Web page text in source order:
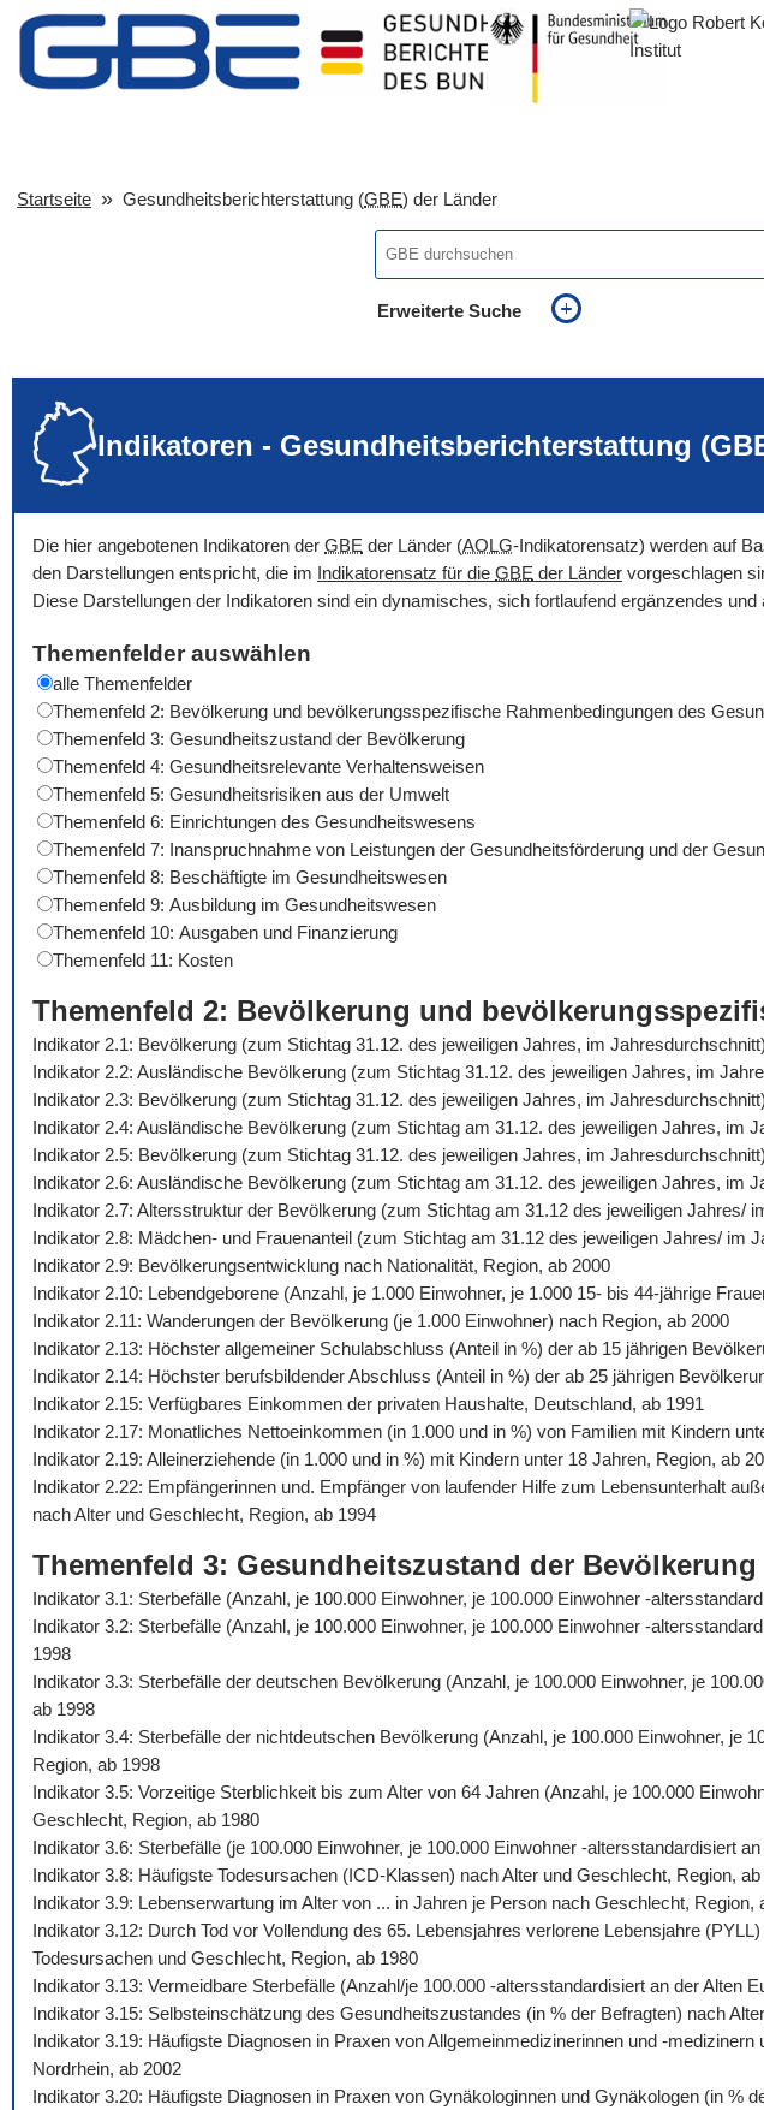
Startseite Gesundheitsberichterstattung (GBE) der Länder
Erweiterte Suche
Indikatoren - Gesundheitsberichterstattung
Die hier angebotenen Indikatoren der GBE der Länder (AOLG-Indikatorensatz) werden auf
den Darstellungen entspricht, die im Indikatorensatz für die GBE der Länder vorgeschlagen
Diese Darstellungen der Indikatoren sind ein dynamisches, sich fortlaufend ergänzendes
Themenfelder auswählen
alle Themenfelder
Themenfeld 2: Bevölkerung und bevölkerungsspezifische Rahmenbedingungen des
Themenfeld 3: Gesundheitszustand der Bevölkerung
Themenfeld 4: Gesundheitsrelevante Verhaltensweisen
Themenfeld 5: Gesundheitsrisiken aus der Umwelt
Themenfeld 6: Einrichtungen des Gesundheitswesens
Themenfeld 7: Inanspruchnahme von Leistungen der Gesundheitsförderung und der
Themenfeld 8: Beschäftigte im Gesundheitswesen
Themenfeld 9: Ausbildung im Gesundheitswesen
Themenfeld 10: Ausgaben und Finanzierung
Themenfeld 11: Kosten
Themenfeld 2: Bevölkerung und
Indikator 2.1: Bevölkerung (zum Stichtag 31.12. des jeweiligen Jahres, im
Indikator 2.2: Ausländische Bevölkerung (zum Stichtag 31.12. des jeweiligen Jahres, im
Indikator 2.3: Bevölkerung (zum Stichtag 31.12. des jeweiligen Jahres, im
Indikator 2.4: Ausländische Bevölkerung (zum Stichtag am 31.12. des jeweiligen Jahres, im
Indikator 2.5: Bevölkerung (zum Stichtag 31.12. des jeweiligen Jahres, im
Indikator 2.6: Ausländische Bevölkerung (zum Stichtag am 31.12. des jeweiligen Jahres, im
Indikator 2.7: Altersstruktur der Bevölkerung (zum Stichtag am 31.12 des jeweiligen Jahres/
Indikator 2.8: Mädchen- und Frauenanteil (zum Stichtag am 31.12 des jeweiligen Jahres/ im
Indikator 2.9: Bevölkerungsentwicklung nach Nationalität, Region, ab 2000
Indikator 2.10: Lebendgeborene (Anzahl, je 1.000 Einwohner, je 1.000 15- bis 44-jährige
Indikator 2.11: Wanderungen der Bevölkerung (je 1.000 Einwohner) nach Region, ab 2000
Indikator 2.13: Höchster allgemeiner Schulabschluss (Anteil in %) der ab 15 jährigen
Indikator 2.14: Höchster berufsbildender Abschluss (Anteil in %) der ab 25 jährigen
Indikator 2.15: Verfügbares Einkommen der privaten Haushalte, Deutschland, ab 1991
Indikator 2.17: Monatliches Nettoeinkommen (in 1.000 und in %) von Familien mit Kindern
Indikator 2.19: Alleinerziehende (in 1.000 und in %) mit Kindern unter 18 Jahren, Region, ab
Indikator 2.22: Empfängerinnen und. Empfänger von laufender Hilfe zum Lebensunterhalt
nach Alter und Geschlecht, Region, ab 1994
Themenfeld 3: Gesundheitszustand der Bevölkerung
Indikator 3.1: Sterbefälle (Anzahl, je 100.000 Einwohner, je 100.000 Einwohner -
Indikator 3.2: Sterbefälle (Anzahl, je 100.000 Einwohner, je 100.000 Einwohner -
1998
Indikator 3.3: Sterbefälle der deutschen Bevölkerung (Anzahl, je 100.000 Einwohner, je
ab 1998
Indikator 3.4: Sterbefälle der nichtdeutschen Bevölkerung (Anzahl, je 100.000 Einwohner,
Region, ab 1998
Indikator 3.5: Vorzeitige Sterblichkeit bis zum Alter von 64 Jahren (Anzahl, je 100.000
Geschlecht, Region, ab 1980
Indikator 3.6: Sterbefälle (je 100.000 Einwohner, je 100.000 Einwohner -altersstandardisiert
Indikator 3.8: Häufigste Todesursachen (ICD-Klassen) nach Alter und Geschlecht, Region, ab
Indikator 3.9: Lebenserwartung im Alter von ... in Jahren je Person nach Geschlecht, Region,
Indikator 3.12: Durch Tod vor Vollendung des 65. Lebensjahres verlorene Lebensjahre
Todesursachen und Geschlecht, Region, ab 1980
Indikator 3.13: Vermeidbare Sterbefälle (Anzahl/je 100.000 -altersstandardisiert an der
Indikator 3.15: Selbsteinschätzung des Gesundheitszustandes (in % der Befragten) nach
Indikator 3.19: Häufigste Diagnosen in Praxen von Allgemeinmedizinerinnen und -
Nordrhein, ab 2002
Indikator 3.20: Häufigste Diagnosen in Praxen von Gynäkologinnen und Gynäkologen (in %